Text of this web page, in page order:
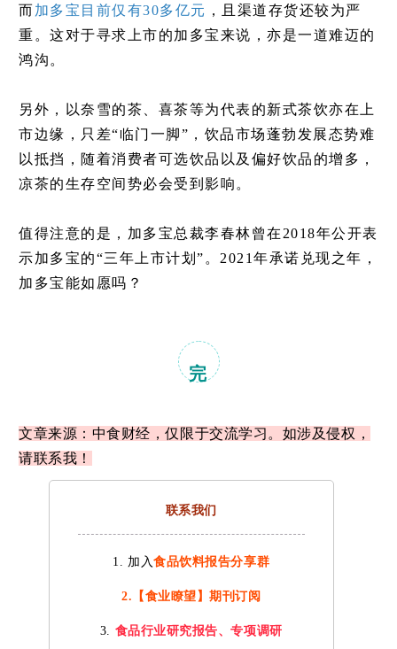
而加多宝目前仅有30多亿元 ，且渠道存货还较为严
重。这对于寻求上市的加多宝来说，亦是一道难迈的
鸿沟。
另外，以奈雪的茶、喜茶等为代表的新式茶饮亦在上
市边缘，只差“临门一脚”，饮品市场蓬勃发展态势难
以抵挡，随着消费者可选饮品以及偏好饮品的增多，
凉茶的生存空间势必会受到影响。
值得注意的是，加多宝总裁李春林曾在2018年公开表
示加多宝的“三年上市计划”。2021年承诺兑现之年，
加多宝能如愿吗？
完
文章来源：中食财经，仅限于交流学习。如涉及侵权，
请联系我！
联系我们
1. 加入食品饮料报告分享群
2.【食业瞭望】期刊订阅
3. 食品行业研究报告、专项调研